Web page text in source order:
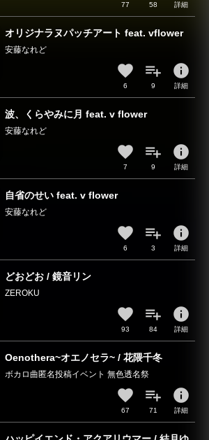
77 58 詳細
オリジナラヌパッチアート feat. vflower
安藤なれど
6 9
info
詳細
波、くらやみに月 feat. v flower
安藤なれど
7 9
info
詳細
自省のせい feat. v flower
安藤なれど
6 3
info
詳細
どおどお / 鏡音リン
ZEROKU
93 84
info
詳細
Oenothera~オエノセラ~ / 花隈千冬
ボカロ曲匿名投稿イベント 無色透名祭
67 71
info
詳細